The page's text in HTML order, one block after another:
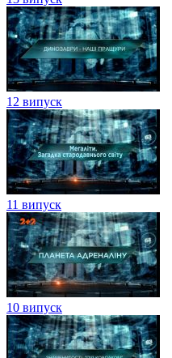
12 випуск
11 випуск
10 випуск